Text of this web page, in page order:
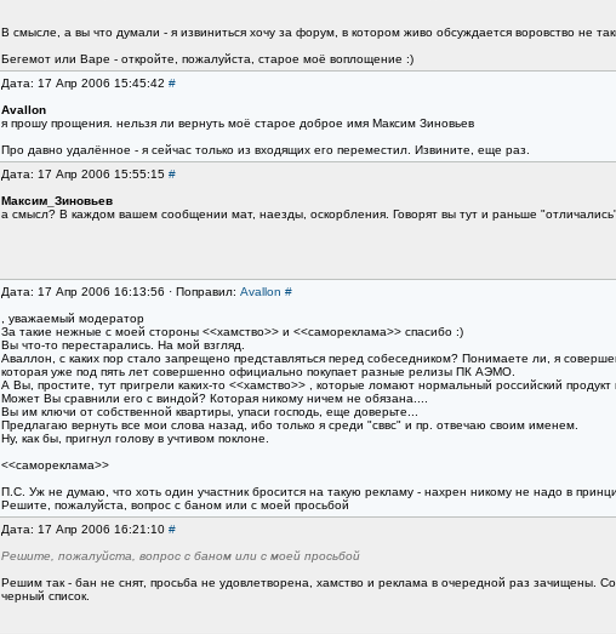
В смысле, а вы что думали - я извиниться хочу за форум, в котором живо обсуждается воровство не
Бегемот или Варе - откройте, пожалуйста, старое моё воплощение :)
Дата: 17 Апр 2006 15:45:42 #
Avallon
я прошу прощения. нельзя ли вернуть моё старое доброе имя Максим Зиновьев
Про давно удалённое - я сейчас только из входящих его переместил. Извините, еще раз.
Дата: 17 Апр 2006 15:55:15 #
Максим_Зиновьев
а смысл? В каждом вашем сообщении мат, наезды, оскорбления. Говорят вы тут и раньше
Дата: 17 Апр 2006 16:13:56 · Поправил: Avallon #
, уважаемый модератор
За такие нежные с моей стороны <<хамство>> и <<саморекламa>> спасибо :)
Вы что-то перестарались. На мой взгляд.
Аваллон, с каких пор стало запрещено представляться перед собеседником? Понимаете ли, я
которая уже под пять лет совершенно официально покупает разные релизы ПК АЭМО.
А Вы, простите, тут пригрели каких-то <<хамство>> , которые ломают нормальный российский продукт
Может Вы сравнили его с виндой? Которая никому ничем не обязана....
Вы им ключи от собственной квартиры, упаси господь, еще доверьте...
Предлагаю вернуть все мои слова назад, ибо только я среди "сввс" и пр. отвечаю своим именем.
Ну, как бы, пригнул голову в учтивом поклоне.
<<саморекламa>>
П.С. Уж не думаю, что хоть один участник бросится на такую рекламу - нахрен никому не надо в
Решите, пожалуйста, вопрос с баном или с моей просьбой
Дата: 17 Апр 2006 16:21:10 #
Решите, пожалуйста, вопрос с баном или с моей просьбой
Решим так - бан не снят, просьба не удовлетворена, хамство и реклама в очередной раз зачищены.
черный список.